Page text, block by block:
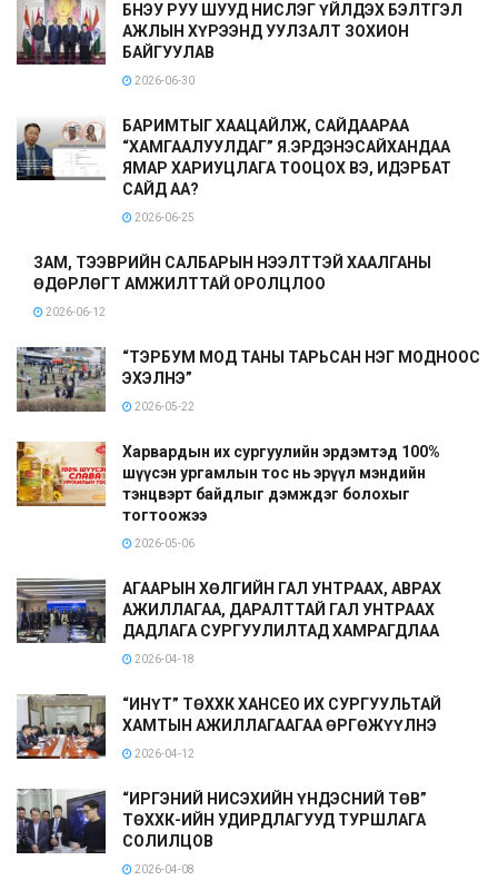
БНЭУ РУУ ШУУД НИСЛЭГ ҮЙЛДЭХ БЭЛТГЭЛ
АЖЛЫН ХҮРЭЭНД УУЛЗАЛТ ЗОХИОН
БАЙГУУЛАВ
2026-06-30
БАРИМТЫГ ХААЦАЙЛЖ, САЙДААРАА
“ХАМГААЛУУЛДАГ” Я.ЭРДЭНЭСАЙХАНДАА
ЯМАР ХАРИУЦЛАГА ТООЦОХ ВЭ, ИДЭРБАТ
САЙД АА?
2026-06-25
ЗАМ, ТЭЭВРИЙН САЛБАРЫН НЭЭЛТТЭЙ ХААЛГАНЫ
ӨДӨРЛӨГТ АМЖИЛТТАЙ ОРОЛЦЛОО
2026-06-12
“ТЭРБУМ МОД ТАНЫ ТАРЬСАН НЭГ МОДНООС
ЭХЭЛНЭ”
2026-05-22
Харвардын их сургуулийн эрдэмтэд 100%
шүүсэн ургамлын тос нь эрүүл мэндийн
тэнцвэрт байдлыг дэмждэг болохыг
тогтоожээ
2026-05-06
АГААРЫН ХӨЛГИЙН ГАЛ УНТРААХ, АВРАХ
АЖИЛЛАГАА, ДАРАЛТТАЙ ГАЛ УНТРААХ
ДАДЛАГА СУРГУУЛИЛТАД ХАМРАГДЛАА
2026-04-18
“ИНҮТ” ТӨХХК ХАНСЕО ИХ СУРГУУЛЬТАЙ
ХАМТЫН АЖИЛЛАГААГАА ӨРГӨЖҮҮЛНЭ
2026-04-12
“ИРГЭНИЙ НИСЭХИЙН ҮНДЭСНИЙ ТӨВ”
ТӨХХК-ИЙН УДИРДЛАГУУД ТУРШЛАГА
СОЛИЛЦОВ
2026-04-08